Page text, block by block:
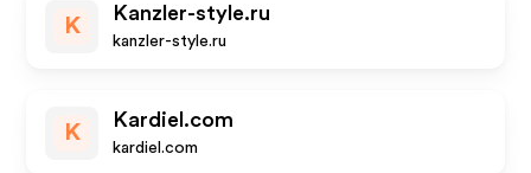
K
Kanzler-style.ru
kanzler-style.ru
K
Kardiel.com
kardiel.com